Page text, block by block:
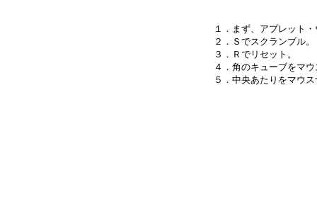
１．まず、アプレット
２．Ｓでスクランブル。
３．Ｒでリセット。
４．角のキューブをマ